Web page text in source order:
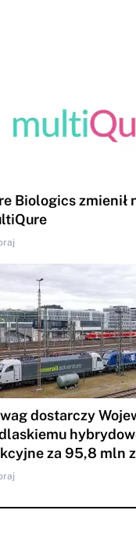
Biologics zmienił
dostarczy
za 95,8 mln